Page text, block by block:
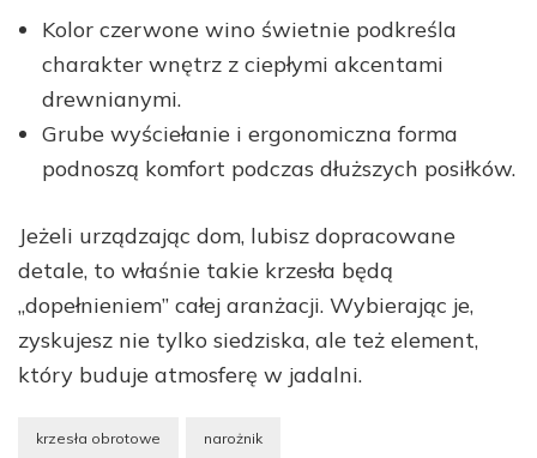
Kolor czerwone wino świetnie podkreśla
charakter wnętrz z ciepłymi akcentami
drewnianymi.
Grube wyściełanie i ergonomiczna forma
podnoszą komfort podczas dłuższych posiłków.
Jeżeli urządzając dom, lubisz dopracowane
detale, to właśnie takie krzesła będą
„dopełnieniem” całej aranżacji. Wybierając je,
zyskujesz nie tylko siedziska, ale też element,
który buduje atmosferę w jadalni.
krzesła obrotowe narożnik